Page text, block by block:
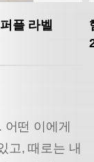
플 라벨
어떤 이에게
고, 때로는 내